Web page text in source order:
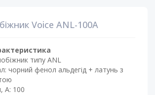
Voice ANL-100A
типу ANL
чорний фенол альдегід + латунь з
А: 100